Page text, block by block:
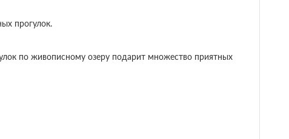
прогулок.
по живописному озеру подарит множество приятных